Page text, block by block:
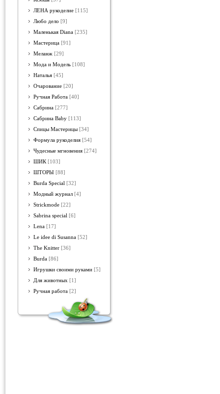
ЛЕНА рукоделие [115]
Любо дело [9]
Маленькая Diana [235]
Мастерица [91]
Меланж [29]
Мода и Модель [108]
Наталья [45]
Очарование [20]
Ручная Работа [40]
Сабрина [277]
Сабрина Baby [113]
Спицы Мастерицы [34]
Формула рукоделия [54]
Чудесные мгновения [274]
ШИК [103]
ШТОРЫ [88]
Burda Special [32]
Модный журнал [4]
Strickmode [22]
Sabrina special [6]
Lena [17]
Le idee di Susanna [52]
The Knitter [36]
Burda [86]
Игрушки своими руками [5]
Для животных [1]
Ручная работа [2]